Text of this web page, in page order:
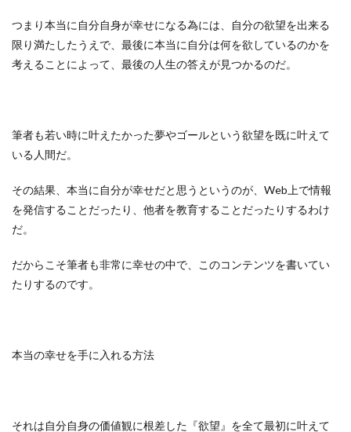
つまり本当に自分自身が幸せになる為には、自分の欲望を出来る
限り満たしたうえで、最後に本当に自分は何を欲しているのかを
考えることによって、最後の人生の答えが見つかるのだ。
筆者も若い時に叶えたかった夢やゴールという欲望を既に叶えて
いる人間だ。
その結果、本当に自分が幸せだと思うというのが、Web上で情報
を発信することだったり、他者を教育することだったりするわけ
だ。
だからこそ筆者も非常に幸せの中で、このコンテンツを書いてい
たりするのです。
本当の幸せを手に入れる方法
それは自分自身の価値観に根差した『欲望』を全て最初に叶えて